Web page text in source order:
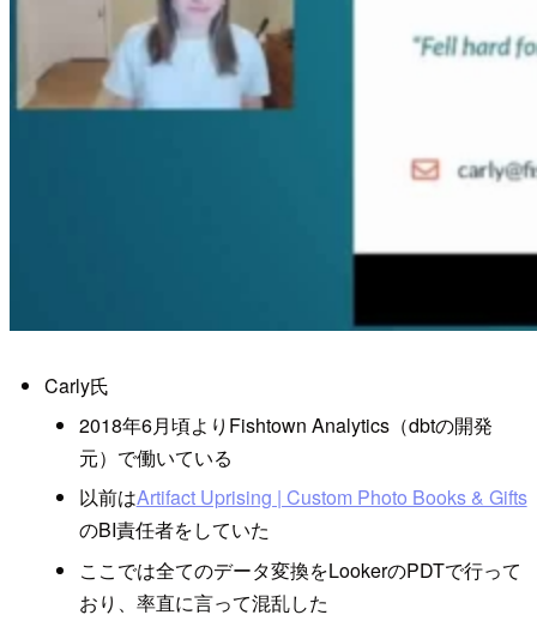
Carly氏
2018年6月頃よりFishtown Analytics（dbtの開発
元）で働いている
以前はArtifact Uprising | Custom Photo Books & Gifts
のBI責任者をしていた
ここでは全てのデータ変換をLookerのPDTで行って
おり、率直に言って混乱した